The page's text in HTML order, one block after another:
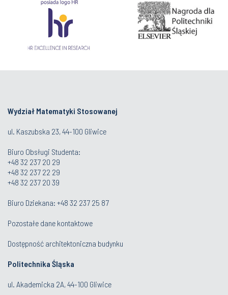
Wydział Matematyki Stosowanej
ul. Kaszubska 23, 44-100 Gliwice
Biuro Obsługi Studenta:
+48 32 237 20 29
+48 32 237 22 29
+48 32 237 20 39
Biuro Dziekana: +48 32 237 25 87
Pozostałe dane kontaktowe
Dostępność architektoniczna budynku
Politechnika Śląska
ul. Akademicka 2A, 44-100 Gliwice